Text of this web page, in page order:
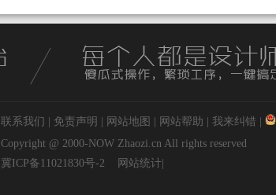
联系我们 免责声明 网站地图 网站帮助 我来纠错
Copyright @ 2000-NOW Zhaozi.cn All rights reserved
冀ICP备11021830号-2
网站统计